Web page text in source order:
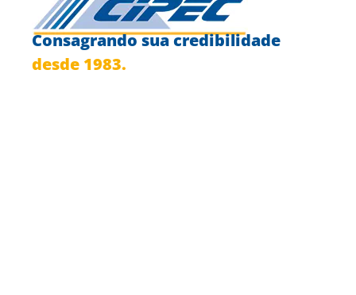
Consagrando sua credibilidade
desde 1983.